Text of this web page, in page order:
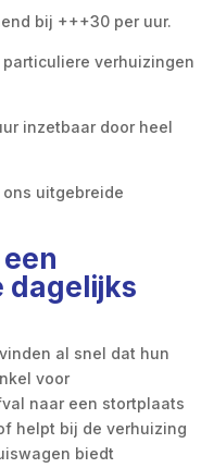
bij +++30 per uur.
particuliere verhuizingen
inzetbaar door heel
uitgebreide
dagelijks
al snel dat hun
voor
naar een stortplaats
helpt bij de verhuizing
biedt